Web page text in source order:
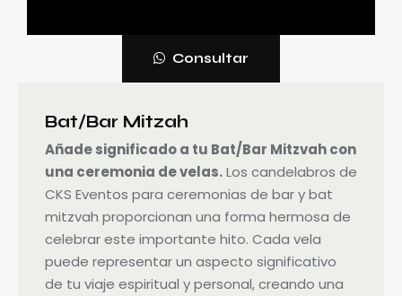
Consultar
Bat/Bar Mitzah
Añade significado a tu Bat/Bar Mitzvah con
una ceremonia de velas.Los candelabros de
CKS Eventos para ceremonias de bar y bat
mitzvah proporcionan una forma hermosa de
celebrar este importante hito. Cada vela
puede representar un aspecto significativo
de tu viaje espiritual y personal, creando una